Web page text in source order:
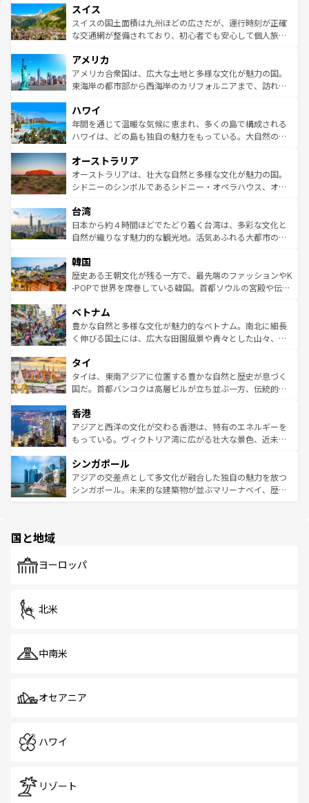
れる地方に足を運ぶとそれぞれで全く異なる文化を体験で
きるだろう。 なお、新着のフランス情報はコンテンツ一覧
を参照してほしい。
は、お酒好きな人にはぜひ体験してほしい。 なお、新着の
ドイツ情報はコンテンツ一覧を参照してほしい。
リアごとに異なる魅力がある。また、優雅なアフタヌーン
ティー、ビール好きにはたまらない英国パブ、サッカー観
戦など、本場だからこそできる体験も豊富。イギリスを旅
ンツ一覧を参照してほしい。
スイス
スイスの国土面積は九州ほどの広さだが、運行時刻が正確
な交通網が整備されており、初心者でも安心して個人旅行
の建物がそのまま残る町や、スイスならではのユニークな
博物館もあり、アルプス観光だけでなく町歩きも満喫する
ことができる。国民の所得が高いため物価も高いが、旅行
ば市内交通費無料で観光を楽しむこともできる。 なお、新
着のスイス情報はコンテンツ一覧 を参照してほしい。
アメリカ
アメリカ合衆国は、広大な土地と多様な文化が魅力の国。
東海岸の都市部から西海岸のカリフォルニアまで、訪れる
のような巨大都市は、観光、ショッピング、エンターテイ
ンメントが詰まった刺激的なスポットだ。一方、アメリカ
西部には大自然が広がり、グランドキャニオンやイエロー
部のニューオーリンズでは、音楽と美食が融合した独特の
文化が魅力。旅行者はアメリカの各地域で異なる魅力を楽
しみながら、その多様性と豊かな歴史を感じることができ
ならではの贅沢な旅のスタイルだ。 なお、新着のアメリカ
情報はコンテンツ一覧を参照してほしい。
ハワイ
年間を通じて温暖な気候に恵まれ、多くの島で構成される
ハワイは、どの島も独自の魅力をもっている。大自然の神
ワイ島は見逃せない。また、定番の観光地といえばオアフ
島だが、静かな自然を求めるならマウイ島やカウアイ島が
おすすめ。エメラルドグリーンに輝く海をはじめ、豊かな
れるおもてなしの心で訪れる人々を迎えてくれるハワイの
人々、おいしいローカルフードやハワイアンミュージッ
ク、伝統的なフラダンスなど、すべてがハワイの魅力を彩
ワイを、存分に味わってほしい。 なお、新着のハワイ情報
はコンテンツ一覧を参照してほしい。
オーストラリア
オーストラリアは、壮大な自然と多様な文化が魅力の国。
シドニーのシンボルであるシドニー・オペラハウス、オー
リアリーフや大陸中央部にそびえるウルル（エアーズロッ
ク）、タスマニアの美しい原生林やケアンズの熱帯雨林な
ど、見どころがたくさん。また、カフェやワイン、オージ
いる。アクティビティも充実しており、サーフィンやダイ
ビング、ハイキングなど、アウトドア好きにはたまらな
い。オーストラリアの多彩な魅力を存分に味わいつくそ
参照してほしい。
台湾
日本から約４時間ほどでたどり着く台湾は、多彩な文化と
自然が織りなす魅力的な観光地。活気あふれる大都市の台
ン）、静ひつな山岳地帯である台湾東部など、都市の喧騒
と山間の静けさが共存しており、訪れる人に新しい発見と
驚きをもたらしてくれる。また、奥深い台湾の食文化も魅
容にもいいと評判のスイーツなど、バラエティ豊かな料理
が味わえる。 なお、新着の台湾情報は コンテンツ一覧を参
照してほしい。
韓国
歴史ある王朝文化が残る一方で、最先端のファッションやK
-POPで世界を席巻している韓国。首都ソウルの宮殿や伝統
き、地方に足を延ばせば四季折々の自然美を楽しむことが
できる。そして、キムチや焼肉、絶品のストリートフード
まで、さまざまな韓国料理が待っている。夜には、韓国な
リティに包まれながら、韓国の多彩な魅力を心ゆくまで味
わってみてほしい。 なお、新着の韓国情報はコンテンツ一
覧を参照してほしい。
ベトナム
豊かな自然と多様な文化が魅力的なベトナム。南北に細長
く伸びる国土には、広大な田園風景や青々とした山々、世
急速な発展と共に伝統が息づく。ハノイの古い町並みやホ
ーチミン市のフランス統治時代の建物も、独特の雰囲気を
醸し出している。また、バラエティの豊かさとおいしさで
とつ。フォーやバインミー、ベトナムコーヒーなどは、ぜ
ひ現地で味わいたい。どの地域を訪れてもあたたかい人々
が旅行者を迎えてくれるので、きっと忘れられない旅にな
参照してほしい。
タイ
タイは、東南アジアに位置する豊かな自然と歴史が息づく
国だ。首都バンコクは高層ビルが立ち並ぶ一方、伝統的な
の活気が交差している。北部ではチェンマイなどの山岳地
帯で自然と触れ合い、南部ではプーケットやクラビの美し
いビーチでリゾート気分を楽しむことができる。タイ料理
激する。気候は一年中温暖で、どの季節にも異なる楽しみ
が待っている。親しみやすいタイの人々、仏教を中心とし
た文化、そして多様な観光資源が、訪れる旅人を魅了し続
香港
アジアと西洋の文化が交わる香港は、特有のエネルギーを
もっている。ヴィクトリア湾に広がる壮大な景色、近未来
み、どこを訪れても感動するはず。観光スポットが密集し
ており、効率よく見どころを回れるのも魅力。息をのむよ
うな絶景から文化的な体験まで、香港を存分に楽しみ尽く
シンガポール
アジアの交差点として多文化が融合した独自の魅力を放つ
シンガポール。未来的な建築物が並ぶマリーナベイ、歴史
で、ホーカーズは地元の風情を楽しめる外せないスポット
国と地域
ヨーロッパ
北米
中南米
オセアニア
ハワイ
リゾート